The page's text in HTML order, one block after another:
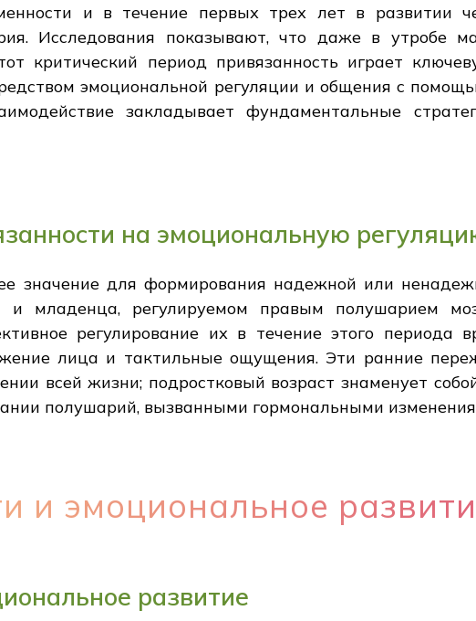
и в течение первых трех лет в развитии
Исследования показывают, что даже в утробе
критический период привязанность играет
эмоциональной регуляции и общения с
закладывает фундаментальные
на эмоциональную
для формирования надежной или
и младенца, регулируемом правым полушарием
регулирование их в течение этого периода
лица и тактильные ощущения. Эти ранние
всей жизни; подростковый возраст знаменует
полушарий, вызванными гормональными
и эмоциональное
развитие